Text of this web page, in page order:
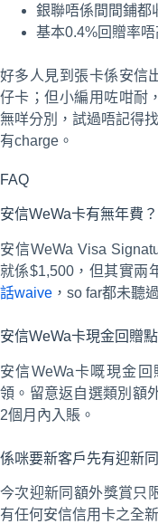
銀聯唔係間間鋪都
基本0.4%回贈率唔
好多人見到張卡係安信
仔卡；但小編用咗咁耐
無咩分別，試過唔記得
有charge。
FAQ
安信WeWa卡有無年費？
安信WeWa Visa
就係$1,500，但其實兩
話waive ，so far都未聽
安信WeWa卡現金回贈
安信WeWa卡嘅現金
領。留意返自選類別額
2個月內入賬。
係咪要新客戶先有迎新
今次迎新同額外獎賞只
有任何安信信用卡之全